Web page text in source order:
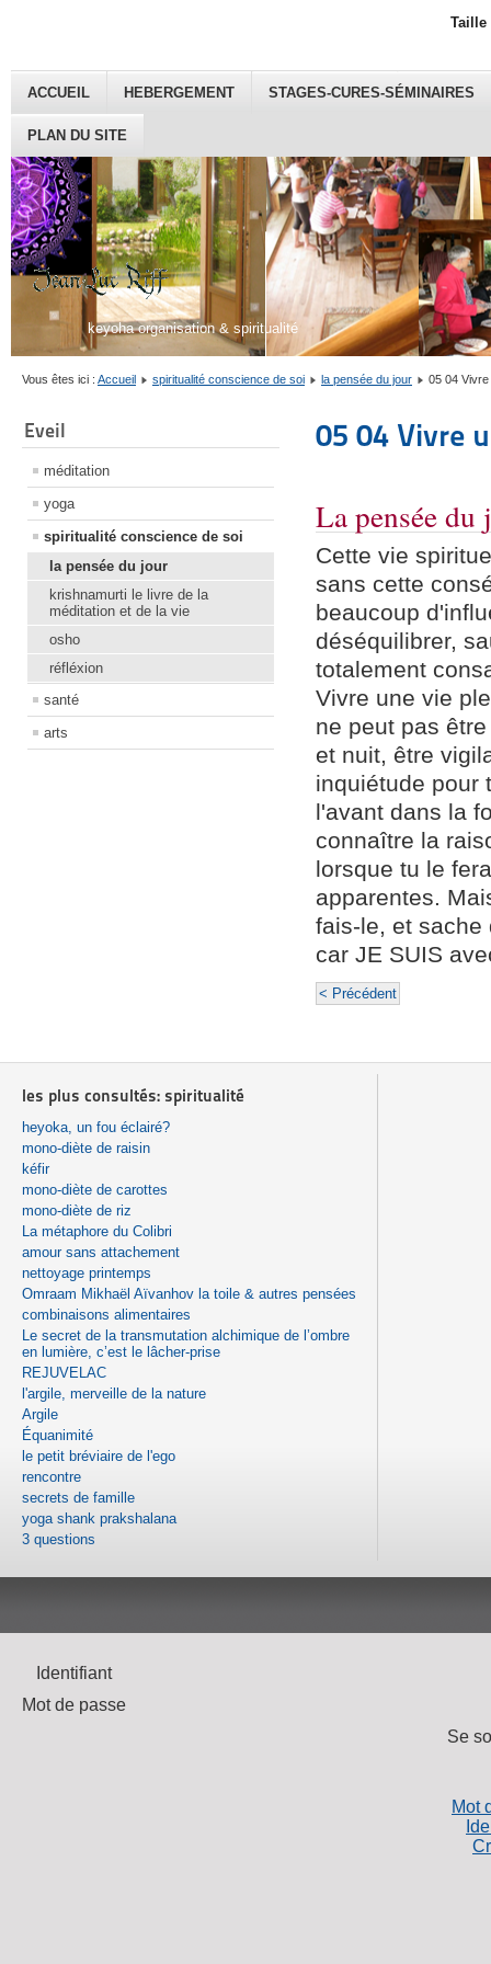
keyoha organisation & spiritualité
ACCUEIL HEBERGEMENT STAGES-CURES-SÉMINAIRES
PLAN DU SITE
Taille
Vous êtes ici : Accueil spiritualité conscience de soi la pensée du jour 05 04
Eveil
méditation
yoga
spiritualité conscience de soi
la pensée du jour
krishnamurti le livre de la
méditation et de la vie
osho
réfléxion
santé
arts
05 04 Vivre
La pensée du
Cette vie
sans cette
beaucoup
déséquilibrer,
totalement
Vivre une vie
ne peut pas
et nuit, être
inquiétude pour
l'avant dans la
connaître la
lorsque tu le
apparentes.
fais-le, et sache
car JE SUIS
< Précédent
les plus consultés: spiritualité
heyoka, un fou éclairé?
mono-diète de raisin
kéfir
mono-diète de carottes
mono-diète de riz
La métaphore du Colibri
amour sans attachement
nettoyage printemps
Omraam Mikhaël Aïvanhov la toile & autres pensées
combinaisons alimentaires
Le secret de la transmutation alchimique de l’ombre
en lumière, c’est le lâcher-prise
REJUVELAC
l'argile, merveille de la nature
Argile
Équanimité
le petit bréviaire de l'ego
rencontre
secrets de famille
yoga shank prakshalana
3 questions
Identifiant
Mot de passe
Se
Mot